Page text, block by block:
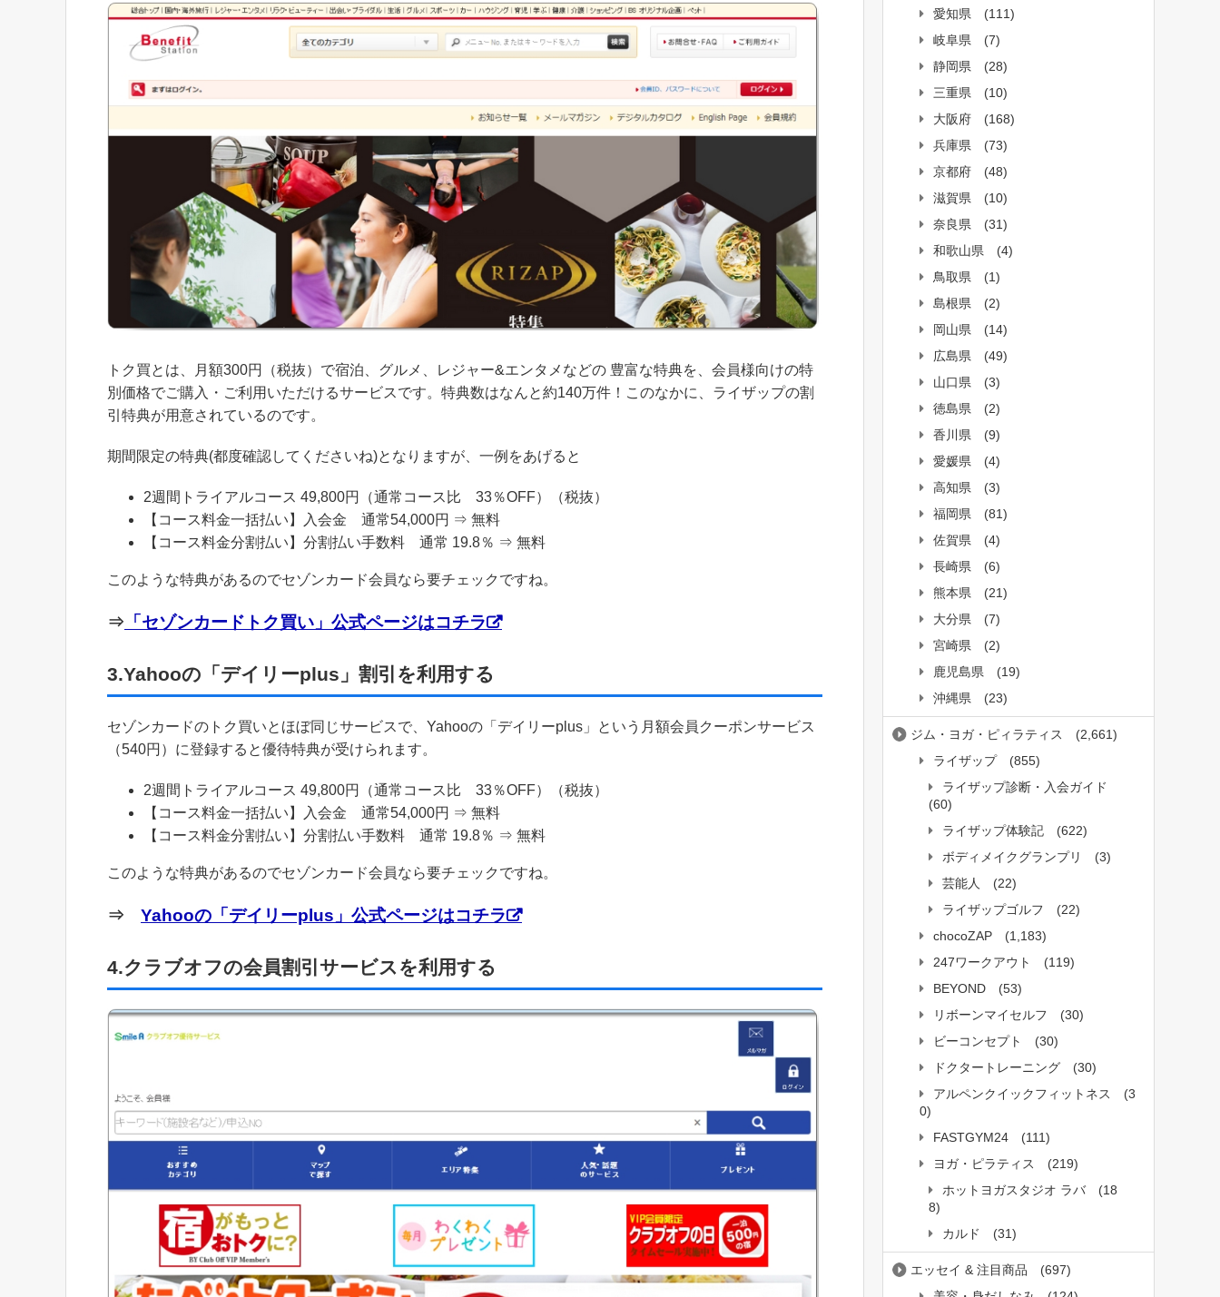
トク買とは、月額300円（税抜）で宿泊、グルメ、レジャー&エンタメなどの 豊富な特典を、会員様向けの特
別価格でご購入・ご利用いただけるサービスです。特典数はなんと約140万件！このなかに、ライザップの割
引特典が用意されているのです。
期間限定の特典(都度確認してくださいね)となりますが、一例をあげると
2週間トライアルコース 49,800円（通常コース比 33％OFF）（税抜）
【コース料金一括払い】入会金 通常54,000円 ⇒ 無料
【コース料金分割払い】分割払い手数料 通常 19.8％ ⇒ 無料
このような特典があるのでセゾンカード会員なら要チェックですね。
⇒ 「セゾンカードトク買い」公式ページはコチラ
3.Yahooの「デイリーplus」割引を利用する
セゾンカードのトク買いとほぼ同じサービスで、Yahooの「デイリーplus」という月額会員クーポンサービス
（540円）に登録すると優待特典が受けられます。
2週間トライアルコース 49,800円（通常コース比 33％OFF）（税抜）
【コース料金一括払い】入会金 通常54,000円 ⇒ 無料
【コース料金分割払い】分割払い手数料 通常 19.8％ ⇒ 無料
このような特典があるのでセゾンカード会員なら要チェックですね。
⇒ Yahooの「デイリーplus」公式ページはコチラ
4.クラブオフの会員割引サービスを利用する
愛知県
(111)
岐阜県
(7)
静岡県
(28)
三重県
(10)
大阪府
(168)
兵庫県
(73)
京都府
(48)
滋賀県
(10)
奈良県
(31)
和歌山県
(4)
鳥取県
(1)
島根県
(2)
岡山県
(14)
広島県
(49)
山口県
(3)
徳島県
(2)
香川県
(9)
愛媛県
(4)
高知県
(3)
福岡県
(81)
佐賀県
(4)
長崎県
(6)
熊本県
(21)
大分県
(7)
宮崎県
(2)
鹿児島県
(19)
沖縄県
(23)
ジム・ヨガ・ピィラティス
(2,661)
ライザップ
(855)
ライザップ診断・入会ガイド
(60)
ライザップ体験記
(622)
ボディメイクグランプリ
(3)
芸能人
(22)
ライザップゴルフ
(22)
chocoZAP
(1,183)
247ワークアウト
(119)
BEYOND
(53)
リボーンマイセルフ
(30)
ビーコンセプト
(30)
ドクタートレーニング
(30)
アルペンクイックフィットネス
(3
0)
FASTGYM24
(111)
ヨガ・ピラティス
(219)
ホットヨガスタジオ ラバ
(18
8)
カルド
(31)
エッセイ & 注目商品
(697)